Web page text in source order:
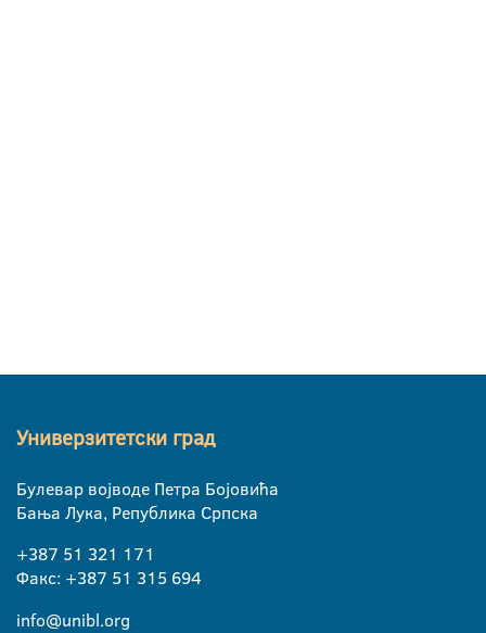
Универзитетски град
Булевар војводе Петра Бојовића
Бања Лука, Република Српска
+387 51 321 171
Факс: +387 51 315 694
info@unibl.org